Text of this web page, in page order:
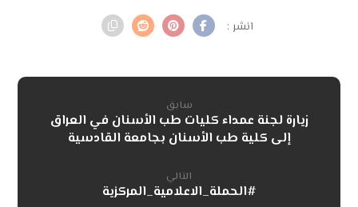
سابق
زيارة لجنة عمداء كليات طب الأسنان في العراق
إلى كلية طب الأسنان بجامعة القادسية
التالي
#الحملة_الاعلامية_المركزية